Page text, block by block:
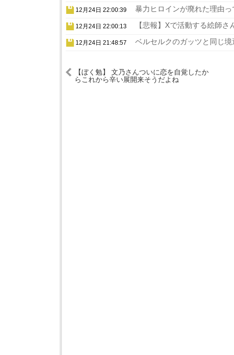
12月24日 22:00:39 暴力ヒロインが廃れた理由っ
12月24日 22:00:13 【悲報】Xで活動する絵師
12月24日 21:48:57 ベルセルクのガッツと同じ
【ぼく勉】 文乃さんついに恋を自覚したか
らこれから辛い展開来そうだよね